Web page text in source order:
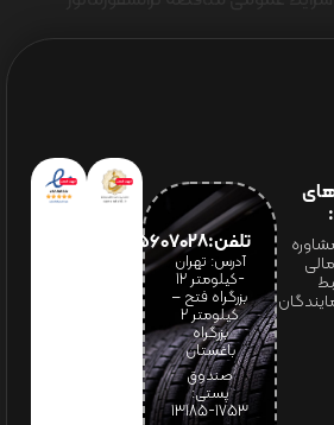
تلفن:65607028(021)
آدرس: تهران
-کیلومتر 12
بزرگراه فتح –
کیلومتر ۲
بزرگراه
باغستان
صندوق
پستی:
1753-13185